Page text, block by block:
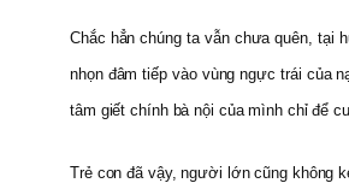
Chắc hẳn chúng ta vẫn chưa quên, tại
nhọn đâm tiếp vào vùng ngực trái của
tâm giết chính bà nội của mình chỉ để
Trẻ con đã vậy, người lớn cũng không